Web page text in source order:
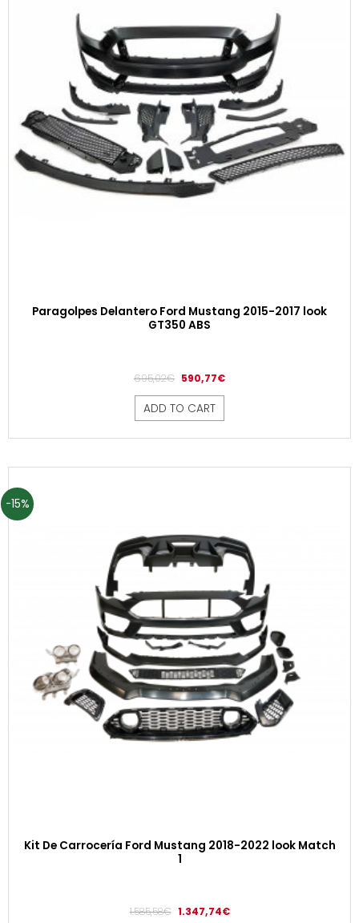
Paragolpes Delantero Ford Mustang 2015-2017 look
GT350 ABS
695,02€ 590,77€
ADD TO CART
-15%
Kit De Carrocería Ford Mustang 2018-2022 look Match
1
1.585,58€ 1.347,74€